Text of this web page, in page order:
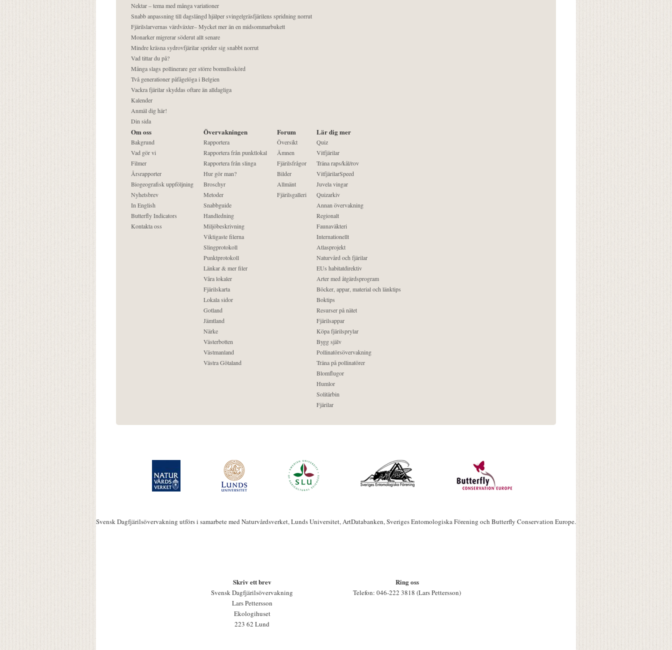
Nektar – tema med många variationer
Snabb anpassning till dagslängd hjälper svingelgräsfjärilens spridning norrut
Fjärilslarvernas värdväxter– Mycket mer än en midsommarbukett
Monarker migrerar söderut allt senare
Mindre kräsna sydrovfjärilar sprider sig snabbt norrut
Vad tittar du på?
Många slags pollinerare ger större bomullsskörd
Två generationer påfågelöga i Belgien
Vackra fjärilar skyddas oftare än alldagliga
Kalender
Anmäl dig här!
Din sida
Om oss
Bakgrund
Vad gör vi
Filmer
Årsrapporter
Biogeografisk uppföljning
Nyhetsbrev
In English
Butterfly Indicators
Kontakta oss
Övervakningen
Rapportera
Rapportera från punktlokal
Rapportera från slinga
Hur gör man?
Broschyr
Metoder
Snabbguide
Handledning
Miljöbeskrivning
Viktigaste filerna
Slingprotokoll
Punktprotokoll
Länkar & mer filer
Våra lokaler
Fjärilskarta
Lokala sidor
Gotland
Jämtland
Närke
Västerbotten
Västmanland
Västra Götaland
Forum
Översikt
Ämnen
Fjärilsfrågor
Bilder
Allmänt
Fjärilsgalleri
Lär dig mer
Quiz
Vitfjärilar
Träna raps/kål/rov
VitfjärilarSpeed
Juvela vingar
Quizarkiv
Annan övervakning
Regionalt
Faunaväkteri
Internationellt
Atlasprojekt
Naturvård och fjärilar
EUs habitatdirektiv
Arter med åtgärdsprogram
Böcker, appar, material och länktips
Boktips
Resurser på nätet
Fjärilsappar
Köpa fjärilsprylar
Bygg själv
Pollinatörsövervakning
Träna på pollinatörer
Blomflugor
Humlor
Solitärbin
Fjärilar
Svensk Dagfjärilsövervakning utförs i samarbete med Naturvårdsverket, Lunds Universitet, ArtDatabanken, Sveriges Entomologiska Förening och Butterfly Conservation Europe.
Skriv ett brev
Svensk Dagfjärilsövervakning
Lars Pettersson
Ekologihuset
223 62 Lund
Ring oss
Telefon: 046-222 3818 (Lars Pettersson)